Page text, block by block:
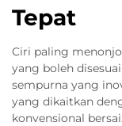
Tepat
Ciri paling
yang boleh
sempurna yang
yang dikaitkan
konvensional